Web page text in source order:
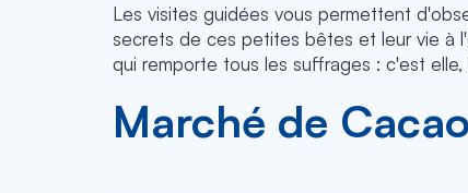
Les visites guidées vous permettent
secrets de ces petites bêtes et leur vie à
qui remporte tous les suffrages : c'est
Marché de